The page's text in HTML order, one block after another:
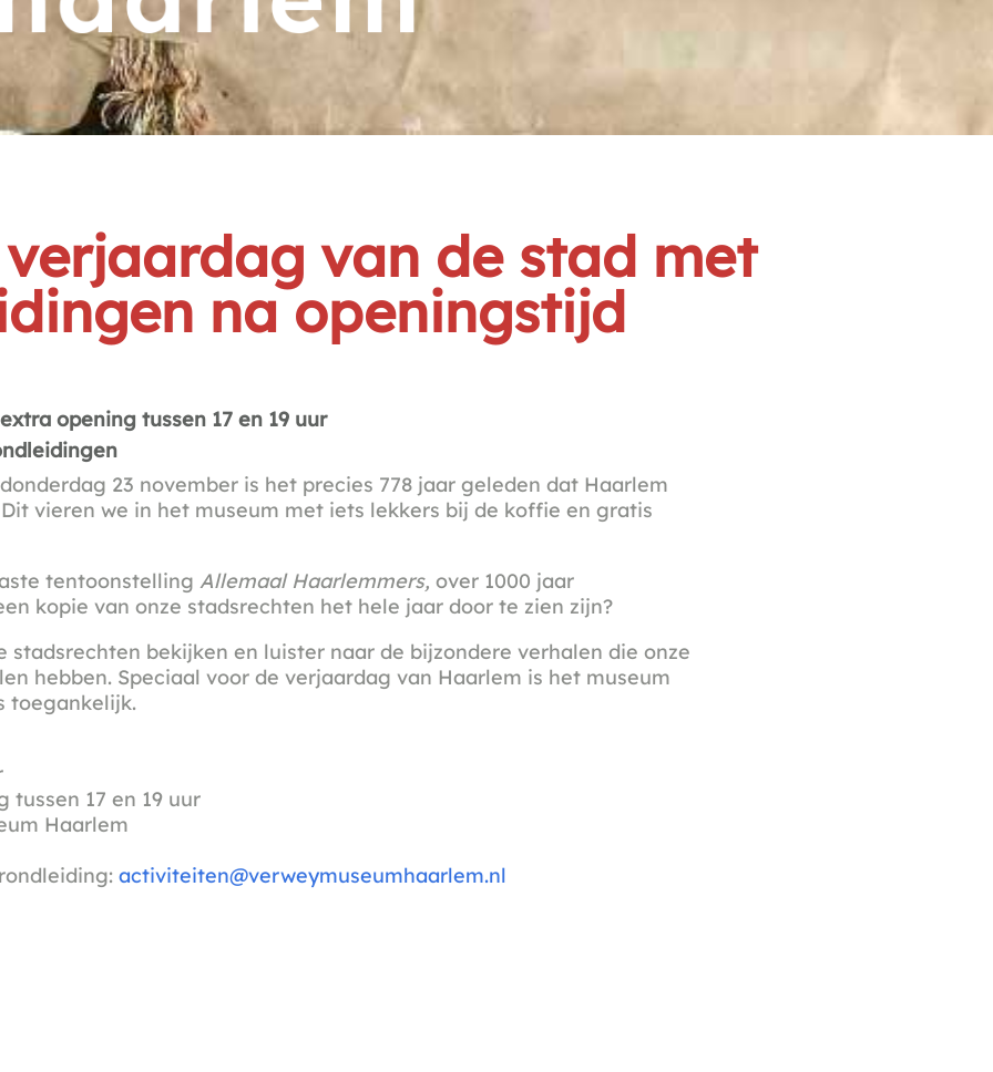
van de stad met
na openingstijd
opening tussen 17 en 19 uur
23 november is het precies 778 jaar geleden dat Haarlem
vieren we in het museum met iets lekkers bij de koffie en gratis
tentoonstelling Allemaal Haarlemmers, over 1000 jaar
kopie van onze stadsrechten het hele jaar door te zien zijn?
stadsrechten bekijken en luister naar de bijzondere verhalen die onze
hebben. Speciaal voor de verjaardag van Haarlem is het museum
toegankelijk.
17 en 19 uur
Haarlem
activiteiten@verweymuseumhaarlem.nl